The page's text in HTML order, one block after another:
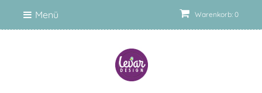
Warenkorb: 0
Menü